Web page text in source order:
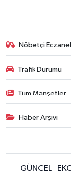
Nöbetçi
Trafik Durumu
Tüm Manşetler
Haber Arşivi
GÜNCEL